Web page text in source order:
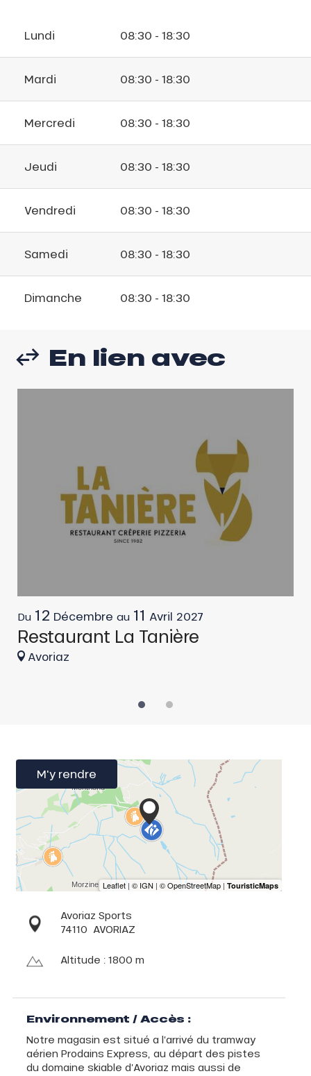
Lundi 08:30 - 18:30
Mardi 08:30 - 18:30
Mercredi 08:30 - 18:30
Jeudi 08:30 - 18:30
Vendredi 08:30 - 18:30
Samedi 08:30 - 18:30
Dimanche 08:30 - 18:30
En lien avec
Du 12 Décembre au 11 Avril 2027
Restaurant La Tanière
Avoriaz
M'y rendre
Avoriaz Sports
74110 AVORIAZ
Altitude : 1800 m
Environnement / Accès :
Notre magasin est situé a l’arrivé du tramway
aérien Prodains Express, au départ des pistes
du domaine skiable d’Avoriaz mais aussi de